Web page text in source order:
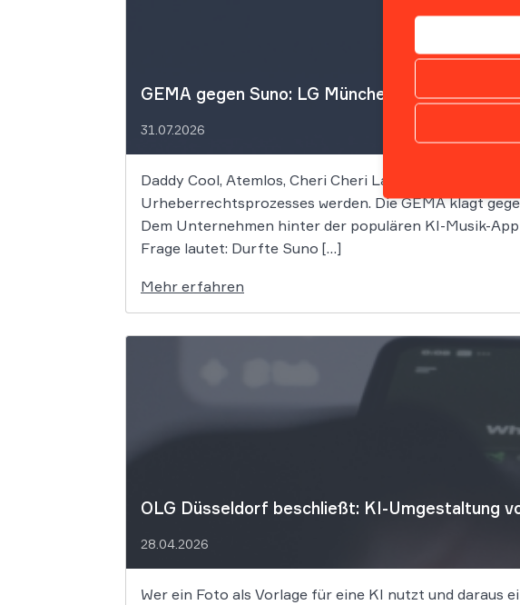
GEMA gegen Suno: LG München I fällt
31.07.2026
Daddy Cool, Atemlos, Cheri Cheri Lady und viele
Urheberrechtsprozesses werden. Die GEMA klagt
Dem Unternehmen hinter der populären KI-Musik-
Frage lautet: Durfte Suno […]
Mehr erfahren
OLG Düsseldorf beschließt: KI-Umgestaltung
28.04.2026
Wer ein Foto als Vorlage für eine KI nutzt und